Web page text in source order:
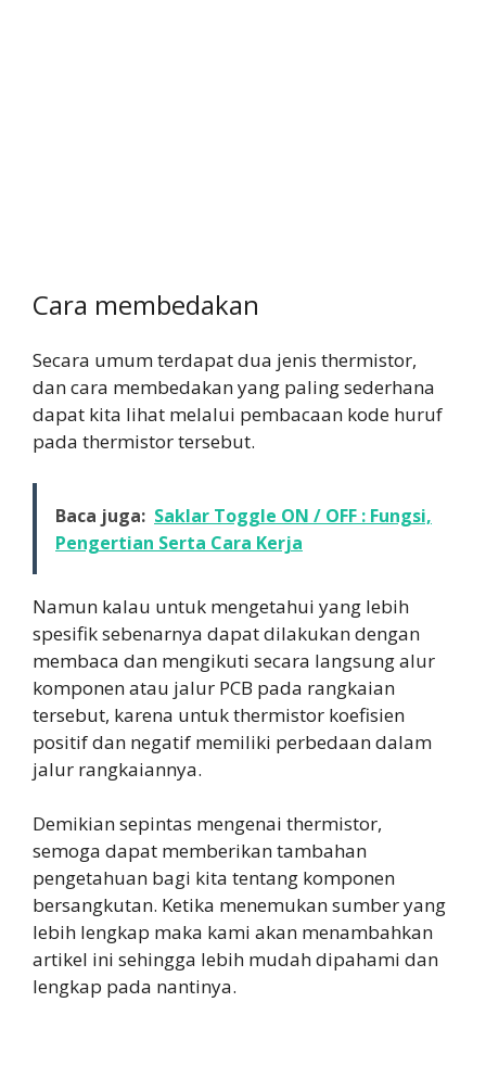
Cara membedakan
Secara umum terdapat dua jenis thermistor,
dan cara membedakan yang paling sederhana
dapat kita lihat melalui pembacaan kode huruf
pada thermistor tersebut.
Baca juga: Saklar Toggle ON / OFF : Fungsi,
Pengertian Serta Cara Kerja
Namun kalau untuk mengetahui yang lebih
spesifik sebenarnya dapat dilakukan dengan
membaca dan mengikuti secara langsung alur
komponen atau jalur PCB pada rangkaian
tersebut, karena untuk thermistor koefisien
positif dan negatif memiliki perbedaan dalam
jalur rangkaiannya.
Demikian sepintas mengenai thermistor,
semoga dapat memberikan tambahan
pengetahuan bagi kita tentang komponen
bersangkutan. Ketika menemukan sumber yang
lebih lengkap maka kami akan menambahkan
artikel ini sehingga lebih mudah dipahami dan
lengkap pada nantinya.